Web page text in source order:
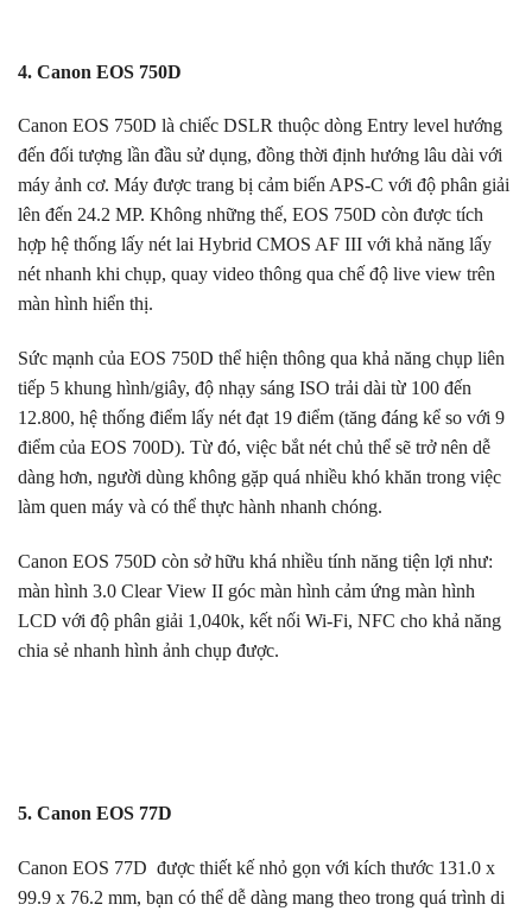
4. Canon EOS 750D
Canon EOS 750D là chiếc DSLR thuộc dòng Entry level hướng
đến đối tượng lần đầu sử dụng, đồng thời định hướng lâu dài với
máy ảnh cơ. Máy được trang bị cảm biến APS-C với độ phân giải
lên đến 24.2 MP. Không những thế, EOS 750D còn được tích
hợp hệ thống lấy nét lai Hybrid CMOS AF III với khả năng lấy
nét nhanh khi chụp, quay video thông qua chế độ live view trên
màn hình hiển thị.
Sức mạnh của EOS 750D thể hiện thông qua khả năng chụp liên
tiếp 5 khung hình/giây, độ nhạy sáng ISO trải dài từ 100 đến
12.800, hệ thống điểm lấy nét đạt 19 điểm (tăng đáng kể so với 9
điểm của EOS 700D). Từ đó, việc bắt nét chủ thể sẽ trở nên dễ
dàng hơn, người dùng không gặp quá nhiều khó khăn trong việc
làm quen máy và có thể thực hành nhanh chóng.
Canon EOS 750D còn sở hữu khá nhiều tính năng tiện lợi như:
màn hình 3.0 Clear View II góc màn hình cảm ứng màn hình
LCD với độ phân giải 1,040k, kết nối Wi-Fi, NFC cho khả năng
chia sẻ nhanh hình ảnh chụp được.
5. Canon EOS 77D
Canon EOS 77D được thiết kế nhỏ gọn với kích thước 131.0 x
99.9 x 76.2 mm, bạn có thể dễ dàng mang theo trong quá trình di